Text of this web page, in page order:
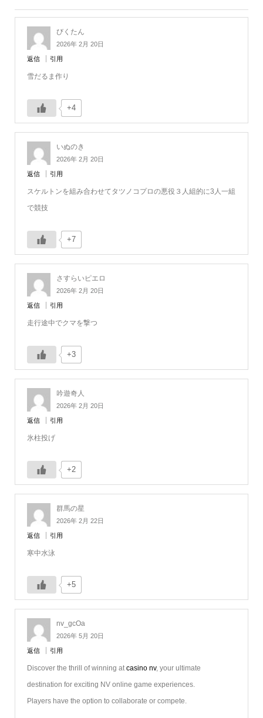
びくたん
2026年 2月 20日
返信 引用
雪だるま作り
+4
いぬのき
2026年 2月 20日
返信 引用
スケルトンを組み合わせてタツノコプロの悪役３人組的に3人一組
で競技
+7
さすらいピエロ
2026年 2月 20日
返信 引用
走行途中でクマを撃つ
+3
吟遊奇人
2026年 2月 20日
返信 引用
氷柱投げ
+2
群馬の星
2026年 2月 22日
返信 引用
寒中水泳
+5
nv_gcOa
2026年 5月 20日
返信 引用
Discover the thrill of winning atcasino nv, your ultimate
destination for exciting NV online game experiences.
Players have the option to collaborate or compete.